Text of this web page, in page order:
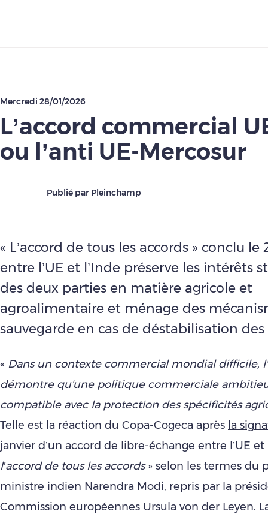
Mercredi 28/01/2026
L’accord commercial
ou l’anti UE-Mercosur
Publié par Pleinchamp
« L’accord de tous les accords » conclu le
entre l’UE et l’Inde préserve les intérêts
des deux parties en matière agricole et
agroalimentaire et ménage des
sauvegarde en cas de déstabilisation
« Dans un contexte commercial mondial difficile,
démontre qu'une politique commerciale
compatible avec la protection des spécificités
Telle est la réaction du Copa-Cogeca après la
janvier d’un accord de libre-échange entre l’UE et
l’accord de tous les accords» selon les termes du
ministre indien Narendra Modi, repris par la
Commission européennes Ursula von der Leyen.